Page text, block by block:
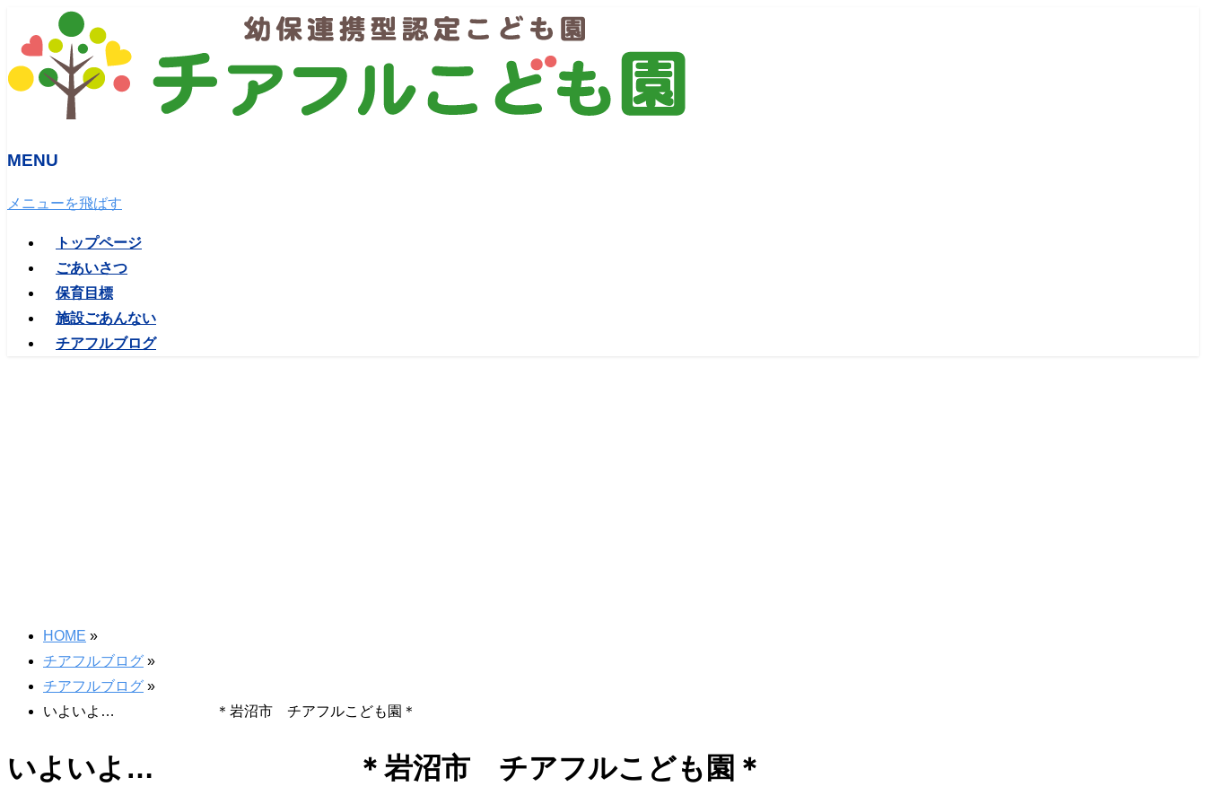
MENU
メニューを飛ばす
トップページ
ごあいさつ
保育目標
施設ごあんない
チアフルブログ
HOME »
チアフルブログ »
チアフルブログ »
いよいよ… ＊岩沼市 チアフルこども園＊
いよいよ… ＊岩沼市 チアフルこども園＊